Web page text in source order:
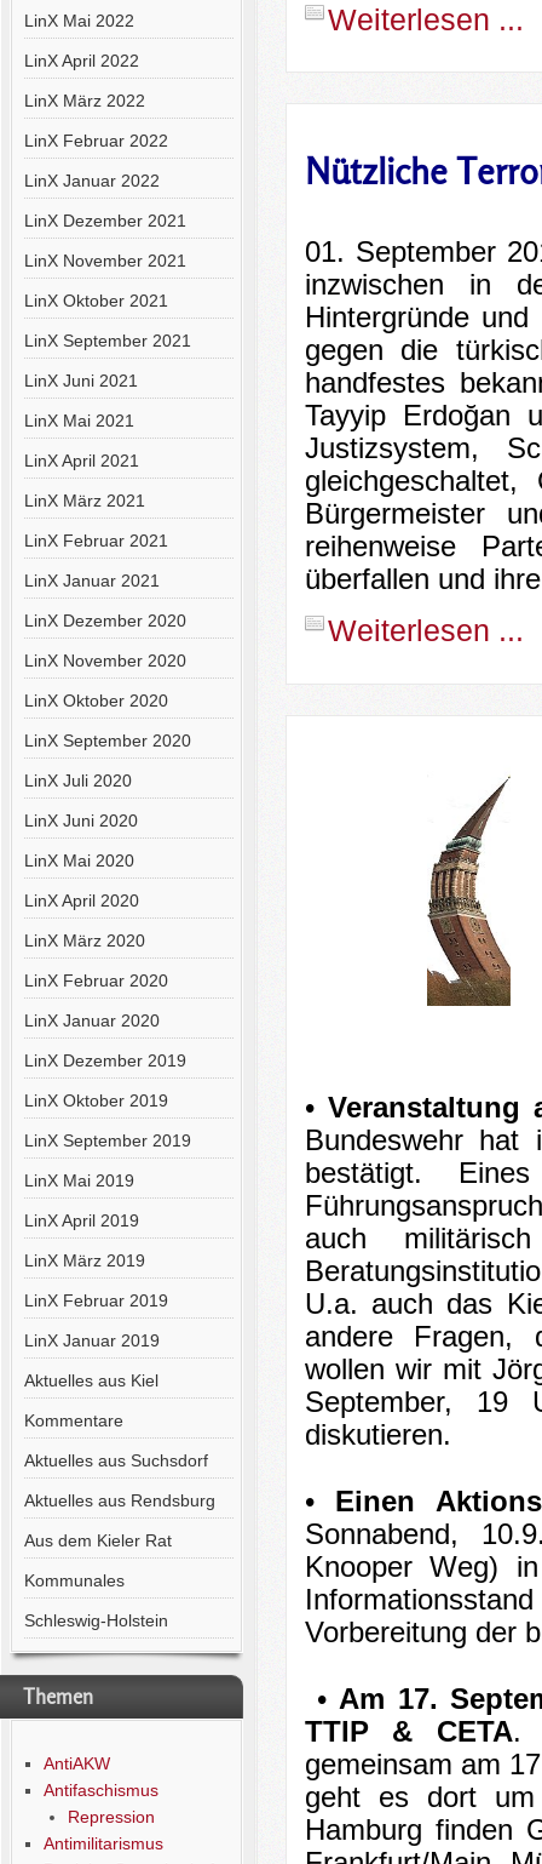
LinX Mai 2022
LinX April 2022
LinX März 2022
LinX Februar 2022
LinX Januar 2022
LinX Dezember 2021
LinX November 2021
LinX Oktober 2021
LinX September 2021
LinX Juni 2021
LinX Mai 2021
LinX April 2021
LinX März 2021
LinX Februar 2021
LinX Januar 2021
LinX Dezember 2020
LinX November 2020
LinX Oktober 2020
LinX September 2020
LinX Juli 2020
LinX Juni 2020
LinX Mai 2020
LinX April 2020
LinX März 2020
LinX Februar 2020
LinX Januar 2020
LinX Dezember 2019
LinX Oktober 2019
LinX September 2019
LinX Mai 2019
LinX April 2019
LinX März 2019
LinX Februar 2019
LinX Januar 2019
Aktuelles aus Kiel
Kommentare
Aktuelles aus Suchsdorf
Aktuelles aus Rendsburg
Aus dem Kieler Rat
Kommunales
Schleswig-Holstein
Themen
AntiAKW
Antifaschismus
Repression
Antimilitarismus
Weiterlesen ...
Nützliche
01. September
inzwischen in
Hintergründe
gegen die
handfestes
Tayyip Erdoğan
Justizsystem,
Bürgermeister
reihenweise
überfallen und
Weiterlesen ...
• Veranstaltung
Bundeswehr hat
bestätigt.
auch
U.a. auch das
andere Fragen,
wollen wir mit
September, 19
diskutieren.
• Einen
Sonnabend,
Knooper Weg)
Vorbereitung der
• Am 17.
TTIP & CETA.
gemeinsam am
geht es dort um
Hamburg finden